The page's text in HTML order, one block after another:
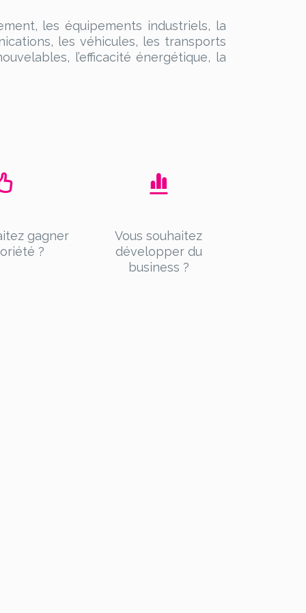
les équipements industriels, la
les véhicules, les transports
l’efficacité énergétique, la
gagner
?
Vous souhaitez
développer du
business ?